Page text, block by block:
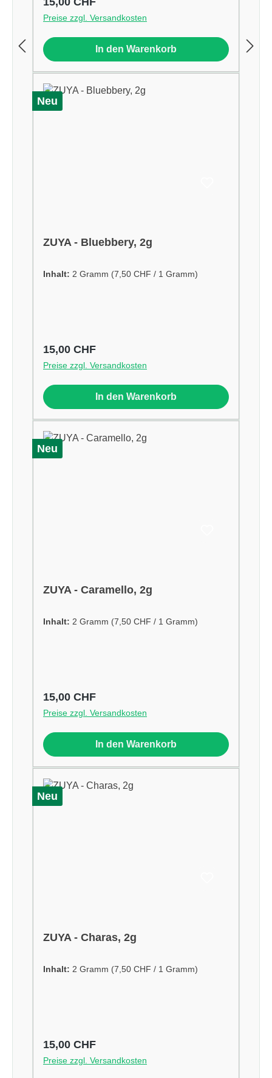
Preise zzgl. Versandkosten
In den Warenkorb
Neu
ZUYA - Bluebbery, 2g
Inhalt: 2 Gramm (7,50 CHF / 1 Gramm)
Regulärer Preis:
15,00 CHF
Preise zzgl. Versandkosten
In den Warenkorb
Neu
ZUYA - Caramello, 2g
Inhalt: 2 Gramm (7,50 CHF / 1 Gramm)
Regulärer Preis:
15,00 CHF
Preise zzgl. Versandkosten
In den Warenkorb
Neu
ZUYA - Charas, 2g
Inhalt: 2 Gramm (7,50 CHF / 1 Gramm)
Regulärer Preis:
15,00 CHF
Preise zzgl. Versandkosten